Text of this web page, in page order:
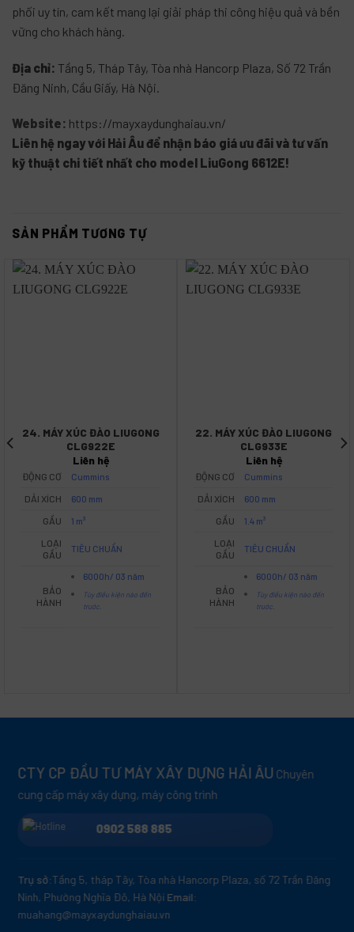
phối uy tín, cam kết mang lại giải pháp thi công hiệu quả và bền
vững cho khách hàng.
Địa chỉ: Tầng 5, Tháp Tây, Tòa nhà Hancorp Plaza, Số 72 Trần
Đăng Ninh, Cầu Giấy, Hà Nội
Website: https://mayxaydunghaiau.vn/
Liên hệ ngay với Hải Âu để nhận báo giá ưu đãi và tư vấn
kỹ thuật chi tiết nhất cho model LiuGong 6612E!
SẢN PHẨM TƯƠNG TỰ
24. MÁY XÚC ĐÀO LIUGONG
CLG922E
Liên hệ
ĐỘNG CƠ
Cummins
DẢI XÍCH
600 mm
GẦU
1 m³
LOẠI
GẦU
TIÊU CHUẨN
BẢO
HÀNH
6000h/ 03 năm
Tùy điều kiện nào đến
trước.
22. MÁY XÚC ĐÀO LIUGONG
CLG933E
Liên hệ
ĐỘNG CƠ
Cummins
DẢI XÍCH
600 mm
GẦU
1.4 m³
LOẠI
GẦU
TIÊU CHUẨN
BẢO
HÀNH
6000h/ 03 năm
Tùy điều kiện nào đến
trước.
CTY CP ĐẦU TƯ MÁY XÂY DỰNG HẢI ÂU Chuyên
cung cấp máy xây dựng, máy công trình
0902 588 885
Trụ sở:Tầng 5, tháp Tây, Tòa nhà Hancorp Plaza, số 72 Trần Đăng
Ninh, Phường Nghĩa Đô, Hà Nội Email:
muahang@mayxaydunghaiau.vn